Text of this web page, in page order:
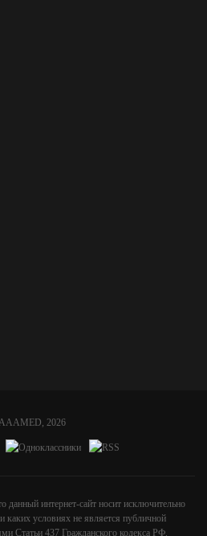
, 2026
интернет-сайт носит исключительно
условиях не является публичной
Статьи 437 Гражданского кодекса РФ.